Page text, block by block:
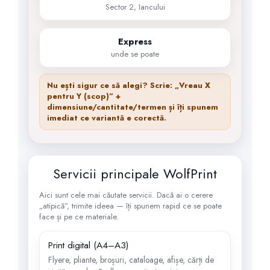
Sector 2, Iancului
Express
unde se poate
Nu ești sigur ce să alegi? Scrie: „Vreau X
pentru Y (scop)” +
dimensiune/cantitate/termen și îți spunem
imediat ce variantă e corectă.
Servicii principale WolfPrint
Aici sunt cele mai căutate servicii. Dacă ai o cerere
„atipică”, trimite ideea — îți spunem rapid ce se poate
face și pe ce materiale.
Print digital (A4–A3)
Flyere, pliante, broșuri, cataloage, afișe, cărți de